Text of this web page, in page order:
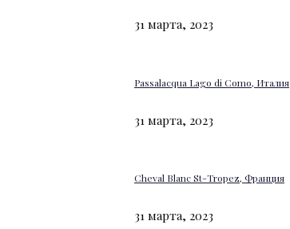
31 марта, 2023
Passalacqua Lago di Como, Италия
31 марта, 2023
Cheval Blanc St-Tropez, Франция
31 марта, 2023